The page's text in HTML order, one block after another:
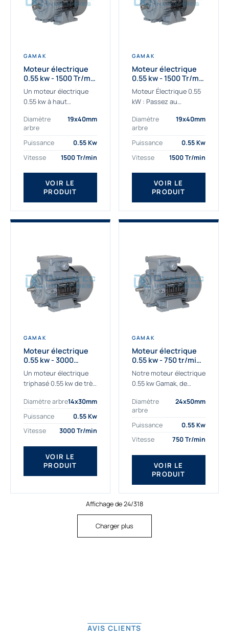
GAMAK
Moteur électrique
0.55 kw - 1500 Tr/min
- 230/400V - IE2
Un moteur électrique
0.55 kw à haut
applications les plus
exigeantes.
Notre moteur électrique
0.55 kw de référence
AGM2EL 80 M 4a...
Diamètre
arbre
19x40mm
Puissance
0.55 Kw
Vitesse
1500 Tr/min
VOIR LE
PRODUIT
GAMAK
Moteur électrique
0.55 kw - 1500 Tr/min
- 230/400V -
Rendement IE4
Moteur Électrique 0.55
kW : Passez au
Découvrez notre
moteur électrique 0.55
kW de nouvelle
génération, conçu pour
les...
Diamètre
arbre
19x40mm
Puissance
0.55 Kw
Vitesse
1500 Tr/min
VOIR LE
PRODUIT
GAMAK
Moteur électrique
0.55 kw - 3000
Tr/min - 230/400V -
IE2
Un moteur électrique
triphasé 0.55 kw de très
vos applications les
plus exigeantes.
triphasé 0.55
kw Gamak...
Diamètre arbre14x30mm
Puissance
0.55 Kw
Vitesse
3000 Tr/min
VOIR LE
PRODUIT
GAMAK
Moteur électrique
0.55 kw - 750 tr/min -
230/400V - IE2
Notre moteur électrique
0.55 kw Gamak, de
adapté à toutes les
applications. Nous
déterminons,
fournissons
des moteurs
asynchrones depuis
Diamètre
arbre
24x50mm
Puissance
0.55 Kw
Vitesse
750 Tr/min
VOIR LE
PRODUIT
Affichage de 24/318
Charger plus
AVIS CLIENTS